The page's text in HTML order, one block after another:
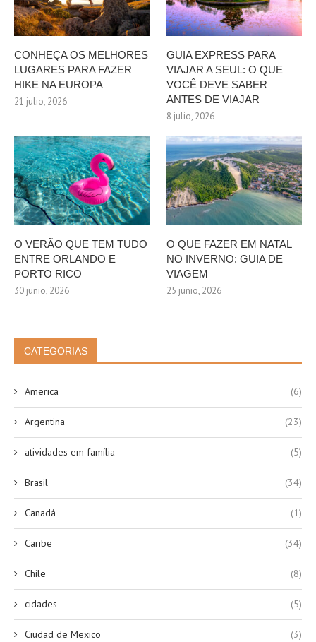
CONHEÇA OS MELHORES
LUGARES PARA FAZER
HIKE NA EUROPA
21 julio, 2026
GUIA EXPRESS PARA
VIAJAR A SEUL: O QUE
VOCÊ DEVE SABER
ANTES DE VIAJAR
8 julio, 2026
O VERÃO QUE TEM TUDO
ENTRE ORLANDO E
PORTO RICO
30 junio, 2026
O QUE FAZER EM NATAL
NO INVERNO: GUIA DE
VIAGEM
25 junio, 2026
CATEGORIAS
America (6)
Argentina (23)
atividades em família (5)
Brasil (34)
Canadá (1)
Caribe (34)
Chile (8)
cidades (5)
Ciudad de Mexico (3)